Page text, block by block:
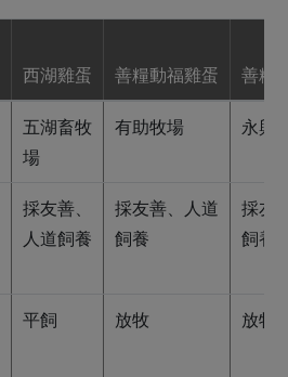
西湖雞蛋 善糧動福雞蛋 善糧
五湖畜牧
場
有助牧場 永興
採友善、
人道飼養
採友善、人道
飼養
採友
飼養
平飼 放牧 放牧